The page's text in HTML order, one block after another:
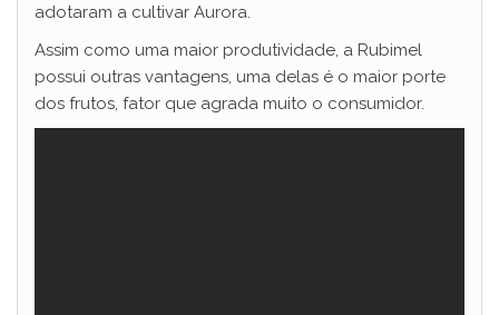
adotaram a cultivar Aurora.
Assim como uma maior produtividade, a Rubimel
possui outras vantagens, uma delas é o maior porte
dos frutos, fator que agrada muito o consumidor.